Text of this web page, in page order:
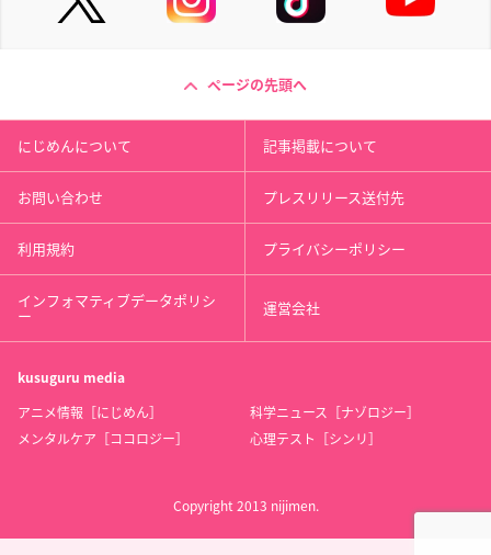
ページの先頭へ
にじめんについて 記事掲載について
お問い合わせ プレスリリース送付先
利用規約 プライバシーポリシー
インフォマティブデータポリシ
ー 運営会社
kusuguru media
アニメ情報［にじめん］
科学ニュース［ナゾロジー］
メンタルケア［ココロジー］
心理テスト［シンリ］
Copyright 2013 nijimen.